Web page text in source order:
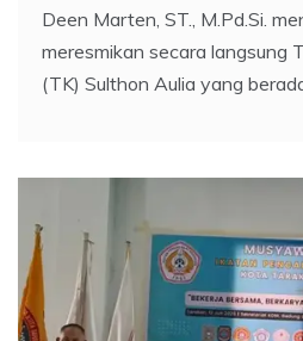
Deen Marten, ST., M.Pd.Si.
meresmikan secara langsung
(TK) Sulthon Aulia yang